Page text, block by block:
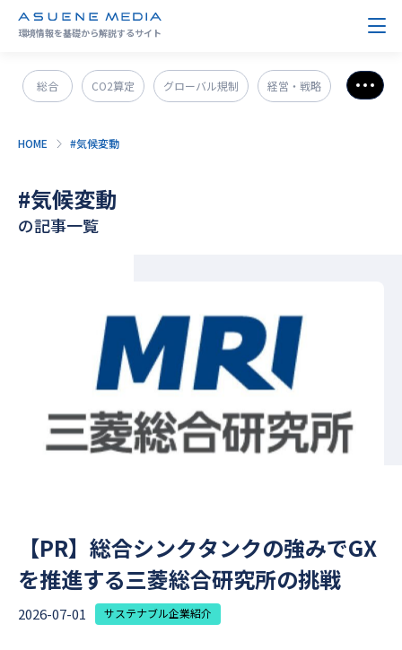
環境情報を基礎から解説するサイト
総合 CO2算定 グローバル規制 経営・戦略
CO2削減 GX人材・スキル
さら
HOME #気候変動
#気候変動
の記事一覧
2026-07-01 サステナブル企業紹介
【PR】総合シンクタンクの強みでGX
を推進する三菱総合研究所の挑戦